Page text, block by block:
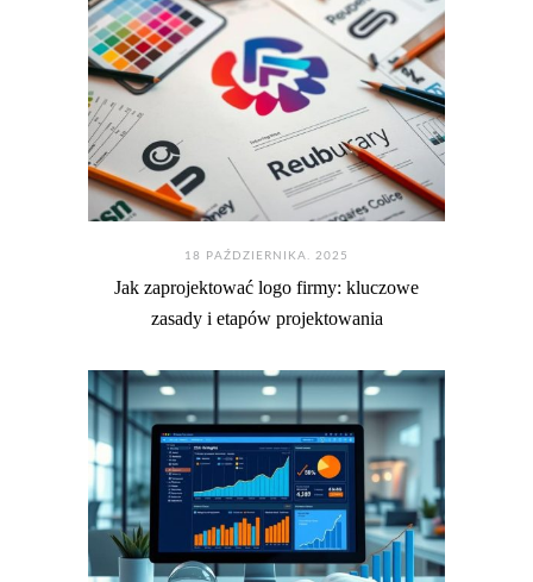
18 PAŹDZIERNIKA. 2025
Jak zaprojektować logo firmy: kluczowe
zasady i etapów projektowania